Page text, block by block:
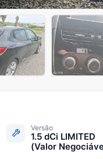
Versão
1.5 dCi LIMITED
(Valor